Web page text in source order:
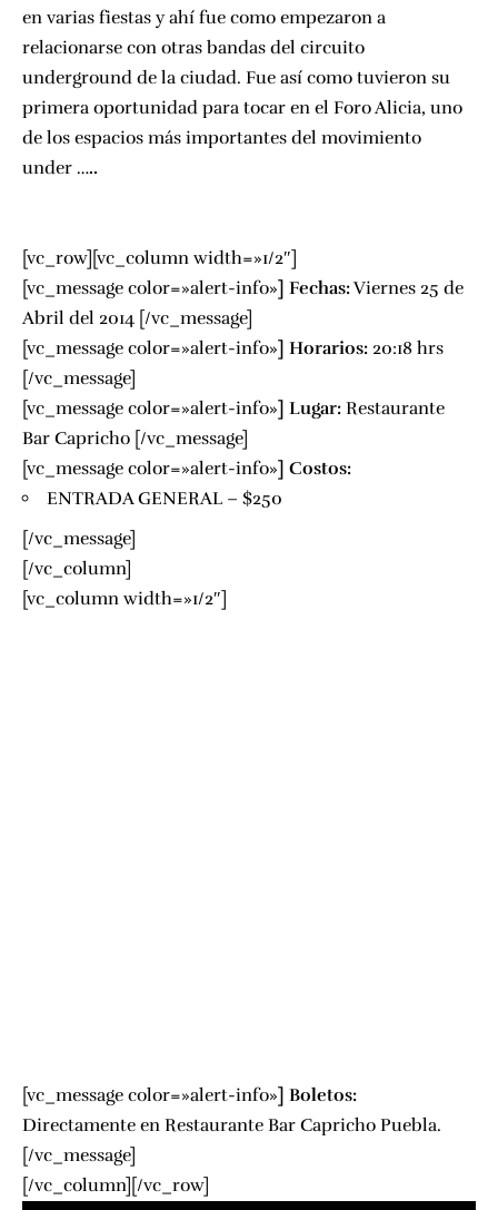
en varias fiestas y ahí fue como empezaron a
relacionarse con otras bandas del circuito
underground de la ciudad. Fue así como tuvieron su
primera oportunidad para tocar en el Foro Alicia, uno
de los espacios más importantes del movimiento
under …..
[vc_row][vc_column width=»1/2″]
[vc_message color=»alert-info»] Fechas:Viernes 25 de
Abril del 2014 [/vc_message]
[vc_message color=»alert-info»] Horarios: 20:18 hrs
[/vc_message]
[vc_message color=»alert-info»] Lugar: Restaurante
Bar Capricho [/vc_message]
[vc_message color=»alert-info»] Costos:
ENTRADA GENERAL – $250
[/vc_message]
[/vc_column]
[vc_column width=»1/2″]
[vc_message color=»alert-info»] Boletos:
Directamente en Restaurante Bar Capricho Puebla.
[/vc_message]
[/vc_column][/vc_row]